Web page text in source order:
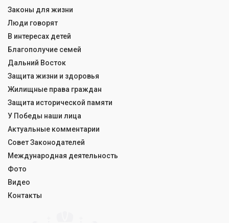
Законы для жизни
Люди говорят
В интересах детей
Благополучие семей
Дальний Восток
Защита жизни и здоровья
Жилищные права граждан
Защита исторической памяти
У Победы наши лица
Актуальные комментарии
Совет Законодателей
Международная деятельность
Фото
Видео
Контакты